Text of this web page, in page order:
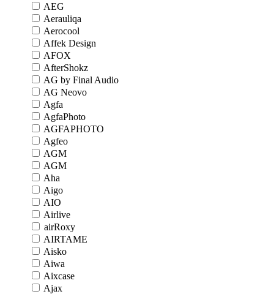
AEG
Aerauliqa
Aerocool
Affek Design
AFOX
AfterShokz
AG by Final Audio
AG Neovo
Agfa
AgfaPhoto
AGFAPHOTO
Agfeo
AGM
AGM
Aha
Aigo
AIO
Airlive
airRoxy
AIRTAME
Aisko
Aiwa
Aixcase
Ajax